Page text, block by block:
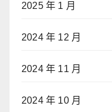
2025 年 1 月
2024 年 12 月
2024 年 11 月
2024 年 10 月